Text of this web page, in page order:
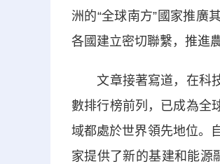
洲的“全球南方”國家推廣
各國建立密切聯繫，推進
文章接著寫道，在科技
數排行榜前列，已成為全
域都處於世界領先地位。
家提供了新的基建和能源